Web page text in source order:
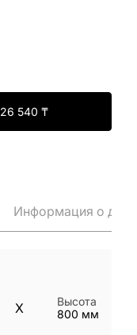
26 540 ₸
Информация о
X
Высота
800 мм